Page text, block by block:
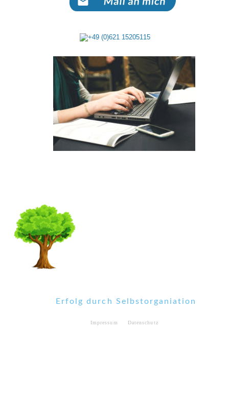
Datenschutz
Impressum
Erfolg durch Selbstorganiation